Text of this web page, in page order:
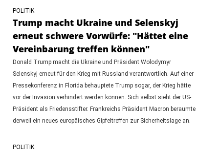
POLITIK
Trump macht Ukraine und Selenskyj
erneut schwere Vorwürfe: "Hättet eine
Vereinbarung treffen können"
Donald Trump macht die Ukraine und Präsident Wolodymyr
Selenskyj erneut für den Krieg mit Russland verantwortlich. Auf einer
Pressekonferenz in Florida behauptete Trump sogar, der Krieg hätte
vor der Invasion verhindert werden können. Sich selbst sieht der US-
Präsident als Friedensstifter. Frankreichs Präsident Macron beraumte
derweil ein neues europäisches Gipfeltreffen zur Sicherheitslage an.
POLITIK